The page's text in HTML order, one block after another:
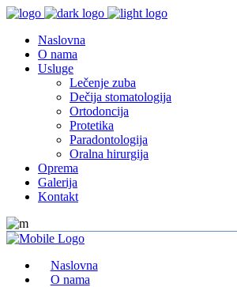
Naslovna
O nama
Usluge
Lečenje zuba
Dečija stomatologija
Ortodoncija
Protetika
Paradontologija
Oralna hirurgija
Oprema
Galerija
Kontakt
Naslovna
O nama